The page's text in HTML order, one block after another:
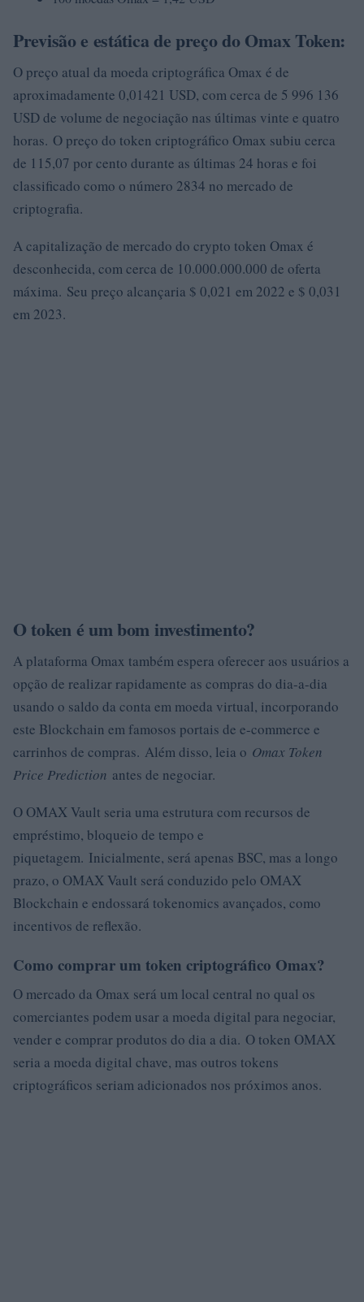
Previsão e estática de preço do Omax Token:
O preço atual da moeda criptográfica Omax é de
aproximadamente 0,01421 USD, com cerca de 5 996 136
USD de volume de negociação nas últimas vinte e quatro
horas. O preço do token criptográfico Omax subiu cerca
de 115,07 por cento durante as últimas 24 horas e foi
classificado como o número 2834 no mercado de
criptografia.
A capitalização de mercado do crypto token Omax é
desconhecida, com cerca de 10.000.000.000 de oferta
máxima. Seu preço alcançaria $ 0,021 em 2022 e $ 0,031
em 2023.
O token é um bom investimento?
A plataforma Omax também espera oferecer aos usuários a
opção de realizar rapidamente as compras do dia-a-dia
usando o saldo da conta em moeda virtual, incorporando
este Blockchain em famosos portais de e-commerce e
carrinhos de compras. Além disso, leia o Omax Token
Price Prediction antes de negociar.
O OMAX Vault seria uma estrutura com recursos de
empréstimo, bloqueio de tempo e
piquetagem. Inicialmente, será apenas BSC, mas a longo
prazo, o OMAX Vault será conduzido pelo OMAX
Blockchain e endossará tokenomics avançados, como
incentivos de reflexão.
Como comprar um token criptográfico Omax?
O mercado da Omax será um local central no qual os
comerciantes podem usar a moeda digital para negociar,
vender e comprar produtos do dia a dia. O token OMAX
seria a moeda digital chave, mas outros tokens
criptográficos seriam adicionados nos próximos anos.